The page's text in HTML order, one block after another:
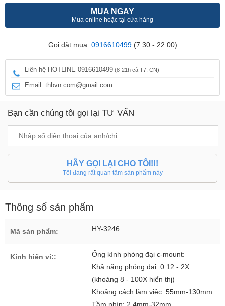
MUA NGAY
Mua online hoặc tại cửa hàng
Gọi đặt mua: 0916610499(7:30 - 22:00)
Liên hệ HOTLINE 0916610499 (8-21h cả T7, CN)
Email: thbvn.com@gmail.com
Bạn cần chúng tôi gọi lại TƯ VẤN
HÃY GỌI LẠI CHO TÔI!!!
Tôi đang rất quan tâm sản phẩm này
Thông số sản phẩm
Mã sản phẩm: HY-3246
Kính hiển vi::
Ống kính phóng đại c-mount:
Khả năng phóng đại: 0.12 - 2X
(khoảng 8 - 100X hiển thị)
Khoảng cách làm việc: 55mm-130mm
Tầm nhìn: 2.4mm-32mm